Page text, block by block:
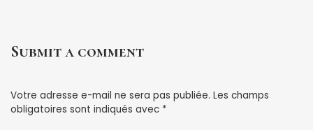
Submit a comment
Votre adresse e-mail ne sera pas publiée. Les champs
obligatoires sont indiqués avec *